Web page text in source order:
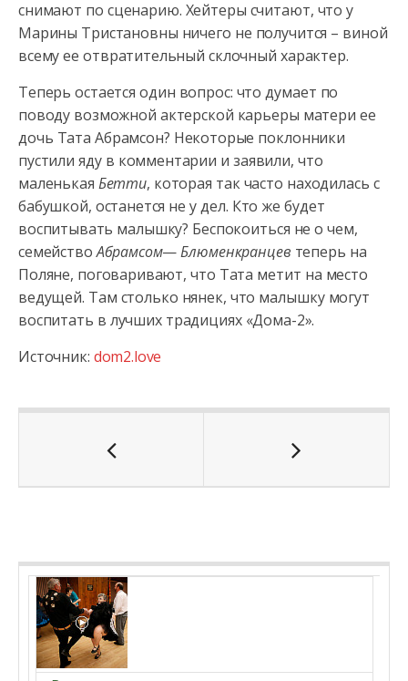
снимают по сценарию. Хейтеры считают, что у
Марины Тристановны ничего не получится – виной
всему ее отвратительный склочный характер.
Теперь остается один вопрос: что думает по
поводу возможной актерской карьеры матери ее
дочь Тата Абрамсон? Некоторые поклонники
пустили яду в комментарии и заявили, что
маленькая Бетти, которая так часто находилась с
бабушкой, останется не у дел. Кто же будет
воспитывать малышку? Беспокоиться не о чем,
семействоАбрамсом—Блюменкранцев теперь на
Поляне, поговаривают, что Тата метит на место
ведущей. Там столько нянек, что малышку могут
воспитать в лучших традициях «Дома-2».
Источник: dom2.love